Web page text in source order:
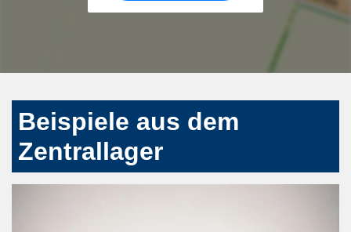
Beispiele aus dem
Zentrallager